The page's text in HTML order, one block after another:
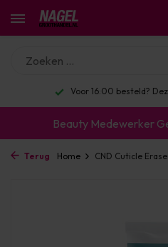
Voor 16:00 besteld?
Beauty Medewerker
Terug Home CND Cuticle